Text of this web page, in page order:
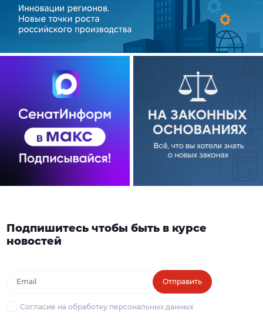
Подпишитесь чтобы быть в курсе
новостей
Отправить
Согласие на обработку персональных данных